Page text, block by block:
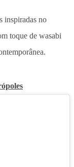
inspiradas no
toque de wasabi